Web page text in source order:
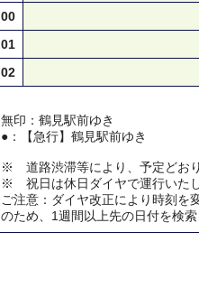
00
01
02
無印：鶴見駅前ゆき
●：【急行】鶴見駅前ゆき
※ 道路渋滞等により、予定どおり
※ 祝日は休日ダイヤで運行いたし
ご注意：ダイヤ改正により時刻を
のため、1週間以上先の日付を検